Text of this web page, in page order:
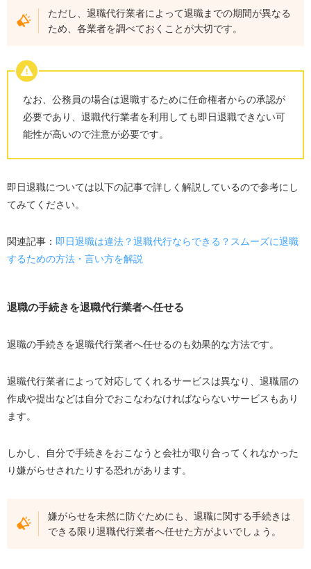
ただし、退職代行業者によって退職までの期間が異なる
ため、各業者を調べておくことが大切です。
なお、公務員の場合は退職するために任命権者からの承認が
必要であり、退職代行業者を利用しても即日退職できない可
能性が高いので注意が必要です。
即日退職については以下の記事で詳しく解説しているので参考にし
てみてください。
関連記事： 即日退職は違法？退職代行ならできる？スムーズに退職
するための方法・言い方を解説
退職の手続きを退職代行業者へ任せる
退職の手続きを退職代行業者へ任せるのも効果的な方法です。
退職代行業者によって対応してくれるサービスは異なり、退職届の
作成や提出などは自分でおこなわなければならないサービスもあり
ます。
しかし、自分で手続きをおこなうと会社が取り合ってくれなかった
り嫌がらせされたりする恐れがあります。
嫌がらせを未然に防ぐためにも、退職に関する手続きは
できる限り退職代行業者へ任せた方がよいでしょう。